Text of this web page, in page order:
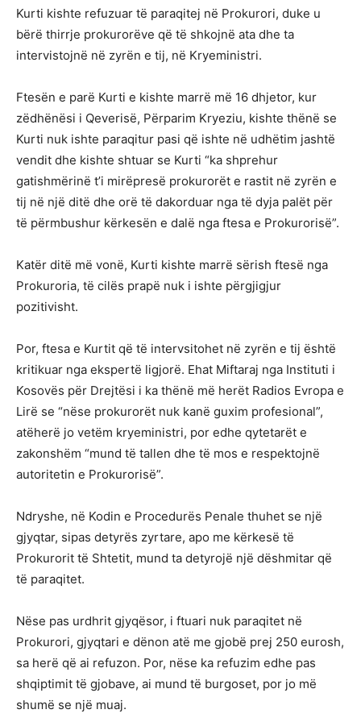
Kurti kishte refuzuar të paraqitej në Prokurori, duke u
bërë thirrje prokurorëve që të shkojnë ata dhe ta
intervistojnë në zyrën e tij, në Kryeministri.
Ftesën e parë Kurti e kishte marrë më 16 dhjetor, kur
zëdhënësi i Qeverisë, Përparim Kryeziu, kishte thënë se
Kurti nuk ishte paraqitur pasi që ishte në udhëtim jashtë
vendit dhe kishte shtuar se Kurti “ka shprehur
gatishmërinë t’i mirëpresë prokurorët e rastit në zyrën e
tij në një ditë dhe orë të dakorduar nga të dyja palët për
të përmbushur kërkesën e dalë nga ftesa e Prokurorisë”.
Katër ditë më vonë, Kurti kishte marrë sërish ftesë nga
Prokuroria, të cilës prapë nuk i ishte përgjigjur
pozitivisht.
Por, ftesa e Kurtit që të intervsitohet në zyrën e tij është
kritikuar nga ekspertë ligjorë. Ehat Miftaraj nga Instituti i
Kosovës për Drejtësi i ka thënë më herët Radios Evropa e
Lirë se “nëse prokurorët nuk kanë guxim profesional”,
atëherë jo vetëm kryeministri, por edhe qytetarët e
zakonshëm “mund të tallen dhe të mos e respektojnë
autoritetin e Prokurorisë”.
Ndryshe, në Kodin e Procedurës Penale thuhet se një
gjyqtar, sipas detyrës zyrtare, apo me kërkesë të
Prokurorit të Shtetit, mund ta detyrojë një dëshmitar që
të paraqitet.
Nëse pas urdhrit gjyqësor, i ftuari nuk paraqitet në
Prokurori, gjyqtari e dënon atë me gjobë prej 250 eurosh,
sa herë që ai refuzon. Por, nëse ka refuzim edhe pas
shqiptimit të gjobave, ai mund të burgoset, por jo më
shumë se një muaj.